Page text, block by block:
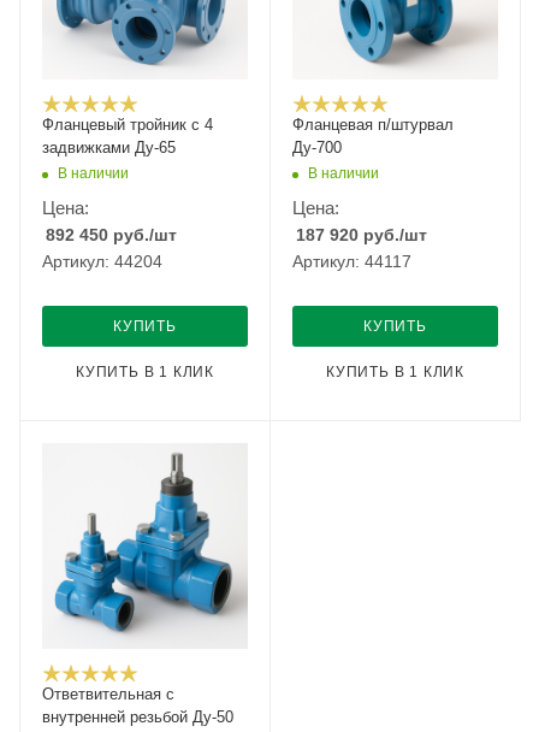
Фланцевый тройник с 4
задвижками Ду-65
В наличии
Цена:
892 450 руб./шт
Артикул: 44204
КУПИТЬ
КУПИТЬ В 1 КЛИК
Фланцевая п/штурвал
Ду-700
В наличии
Цена:
187 920 руб./шт
Артикул: 44117
КУПИТЬ
КУПИТЬ В 1 КЛИК
Ответвительная с
внутренней резьбой Ду-50